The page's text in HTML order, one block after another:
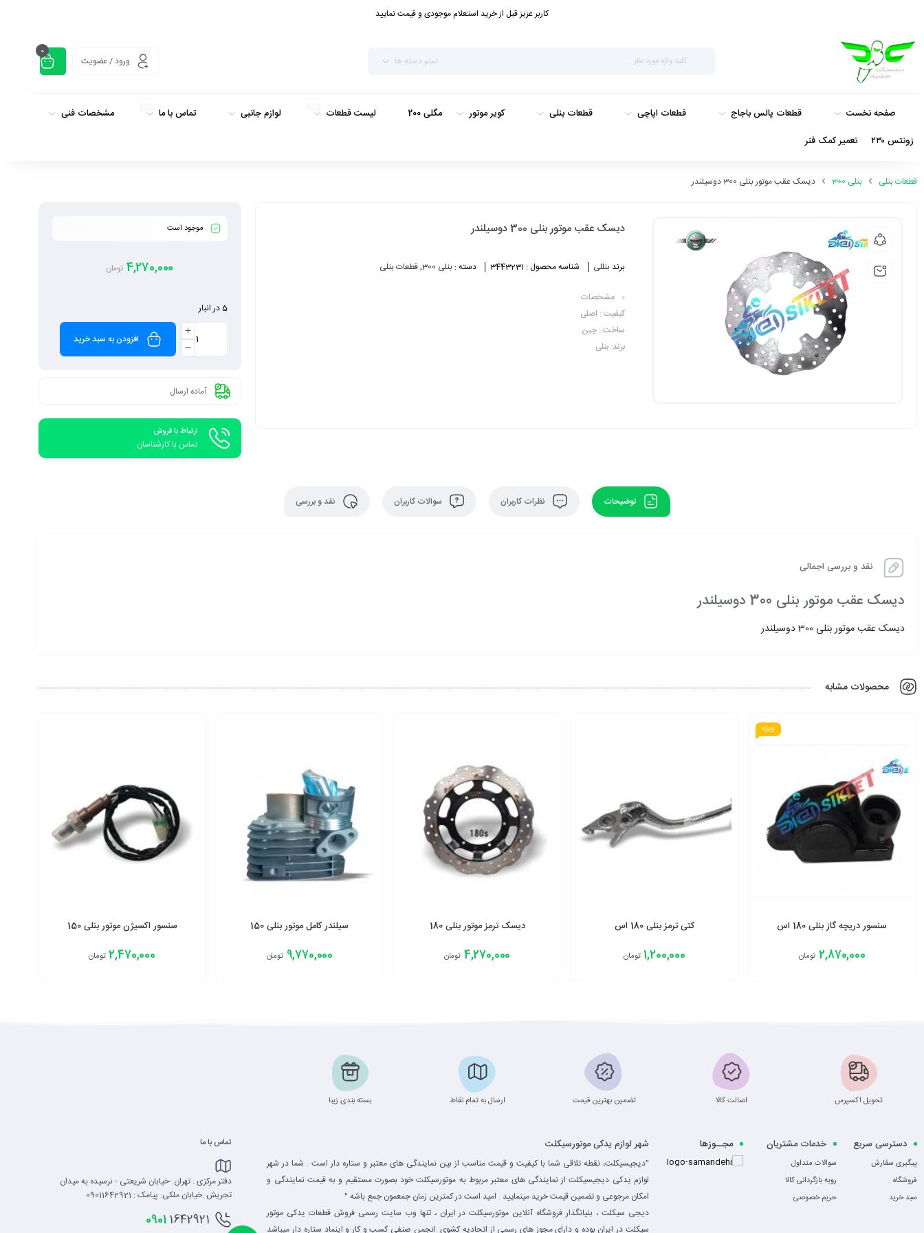
کاربر عزیز قبل از خرید استعلام موجودی و قیمت نمایید
تمام دسته ها ورود / عضویت
0
صفحه نخست قطعات پالس باجاج قطعات اپاچی قطعات بنلی کویر موتور مگلی 200 لیست قطعات لوازم جانبی تماس با ما
مشخصات فنی
زونتس ۲۳۰
تعمیر کمک فنر
قطعات بنلی بنلی 300 دیسک عقب موتور بنلی 300 دوسیلندر
دیسک عقب موتور بنلی 300 دوسیلندر
برند بنللی شناسه محصول : 3443231 دسته : بنلی 300 ,قطعات بنلی
مشخصات
کیفیت : اصلی
ساخت : چین
برند: بنلی
موجود است
4,270,000 تومان
5 در انبار
افزودن به سبد خرید
آماده ارسال
ارتباط با فروش
تماس با کارشناسان
توضیحات نظرات کاربران سوالات کاربران نقد و بررسی
نقد و بررسی اجمالی
دیسک عقب موتور بنلی 300 دوسیلندر
دیسک عقب موتور بنلی 300 دوسیلندر
محصولات مشابه
ویژه
سنسور دریچه گاز بنلی 180 اس
2,870,000 تومان
کتی ترمز بنلی 180 اس
1,200,000 تومان
دیسک ترمز موتور بنلی 180
4,270,000 تومان
سیلندر کامل موتور بنلی 150
9,770,000 تومان
سنسور اکسیژن موتور بنلی 150
2,470,000 تومان
تحویل اکسپرس اصالت کالا تضمین بهترین قیمت ارسال به تمام نقاط بسته بندی زیبا
دسترسی سریع
پیگیری سفارش
فروشگاه
سبد خرید
خدمات مشتریان
سوالات متداول
رویه بازگردانی کالا
حریم خصوصی
مجــوزها
-
شهر لوازم یدکی موتورسیکلت
"دیجیسیکلت، نقطه تلاقی شما با کیفیت و قیمت مناسب از بین نمایندگی های معتبر و ستاره دار است . شما در شهر
لوازم یدکی دیجیسیکلت از نمایندگی های معتبر مربوط به موتورسیکلت خود بصورت مستقیم و به قیمت نمایندگی و
امکان مرجوعی و تضمین قیمت خرید مینمایید . امید است در کمترین زمان جمعمون جمع باشه "
دیجی سیکلت ، بنیانگذار فروشگاه آنلاین موتورسیکلت در ایران ، تنها وب سایت رسمی فروش قطعات یدکی موتور
سیکلت در ایران بوده و دارای مجوز های رسمی از اتحادیه کشوی. انجمن صنفی کسب و کار و اینماد ستاره دار میباشد
تماس با ما
دفتر مرکزی : تهران -خیابان شریعتی - نرسیده به میدان
تجریش .خیابان ملکی: پیامک : 09011642921
09011642921